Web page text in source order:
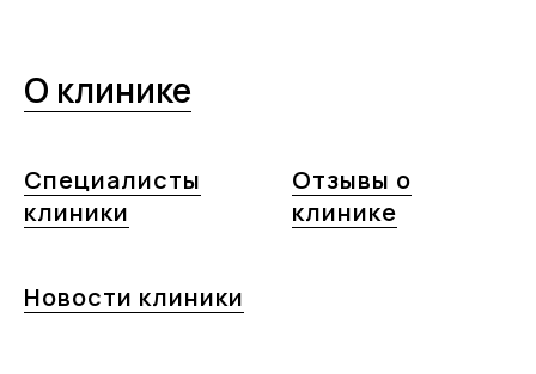
О клинике
Специалисты
клиники
Отзывы о
клинике
Новости клиники